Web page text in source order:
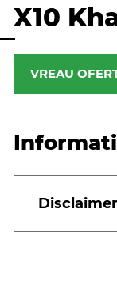
X10
VREAU
Disclaimer